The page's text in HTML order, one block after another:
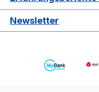
Newsletter